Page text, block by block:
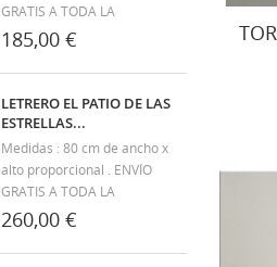
GRATIS A TODA LA
PENÍNSULA. Desde Forja
Campos llevamos más de 30
años dedicándonos a la
artesanía y fabricación de
productos en forja. Nuestros
artículos aúnan el diseño y la
exclusividad a...
185,00 €
LETRERO EL PATIO DE LAS
ESTRELLAS...
Medidas : 80 cm de ancho x
alto proporcional . ENVÍO
GRATIS A TODA LA
PENÍNSULA. Desde Forja
Campos llevamos más de 30
años dedicándonos a la
260,00 €